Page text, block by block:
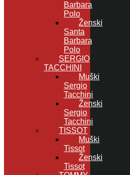
Barbara
Polo
Ženski
Santa
Barbara
Polo
SERGIO
TACCHINI
Muški
Sergio
Tacchini
Ženski
Sergio
Tacchini
TISSOT
Muški
Tissot
Ženski
Tissot